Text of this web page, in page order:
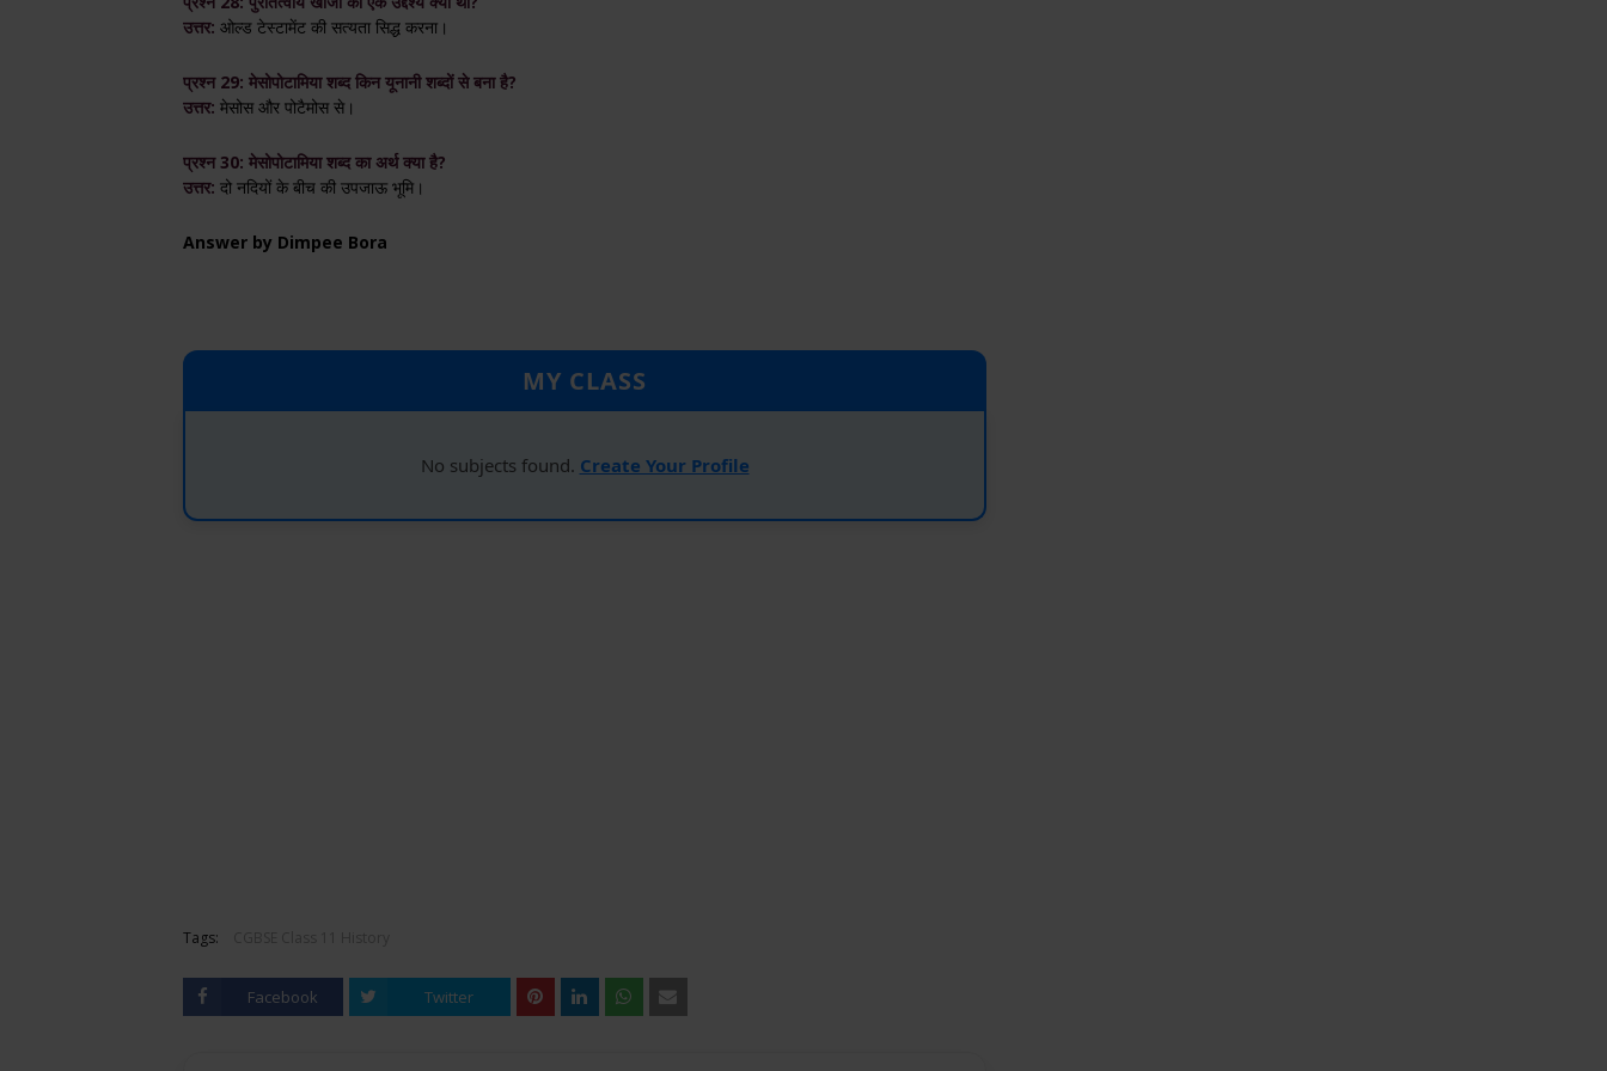
उत्तर: ओल्ड टेस्टामेंट की सत्यता सिद्ध करना।
प्रश्न 29: मेसोपोटामिया शब्द किन यूनानी शब्दों से बना है?
उत्तर: मेसोस और पोटैमोस से।
प्रश्न 30: मेसोपोटामिया शब्द का अर्थ क्या है?
उत्तर: दो नदियों के बीच की उपजाऊ भूमि।
Answer by Dimpee Bora
MY CLASS
No subjects found. Create Your Profile
Tags:
Facebook Twitter